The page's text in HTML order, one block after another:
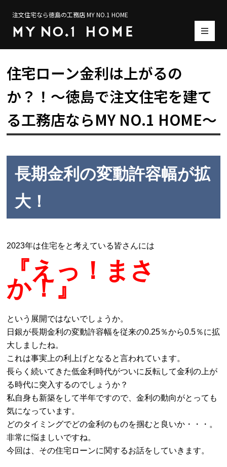
注文住宅なら徳島の工務店 MY NO.1 HOME
住宅ローン金利は上がるの
か？！～徳島で注文住宅を建て
る工務店ならMY NO.1 HOME～
長期金利の変動許容幅が拡
大！
2023年は住宅をと考えている皆さんには
『えっ！まさ
か！』
という展開ではないでしょうか。
日銀が長期金利の変動許容幅を従来の0.25％から0.5％に拡
大しましたね。
これは事実上の利上げとなると言われています。
長らく続いてきた低金利時代がついに反転して金利の上が
る時代に突入するのでしょうか？
私自身も新築をして半年ですので、金利の動向がとっても
気になっています。
どのタイミングでどの金利のものを掴むと良いか・・・。
非常に悩ましいですね。
今回は、その住宅ローンに関するお話をしていきます。